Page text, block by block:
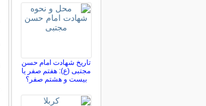
تاریخ شهادت امام حسن
مجتبی (ع): هفتم صفر یا
بیست و هشتم صفر؟